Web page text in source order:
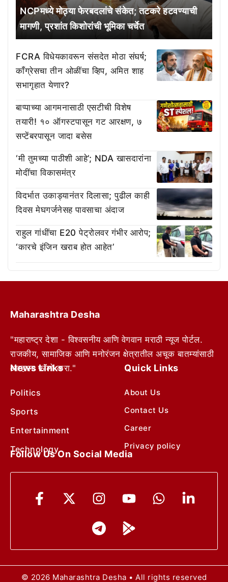
NCPमध्ये मोठ्या फेरबदलांचे संकेत; तटकरे हटवण्याची
मागणी, प्रशांत किशोरांची भूमिका चर्चेत
FCRA विधेयकावरून संसदेत मोठा संघर्ष;
काँग्रेसचा तीन ओळींचा व्हिप, अमित शाह
सभागृहात येणार?
बाप्पाच्या आगमनासाठी एसटीची विशेष
तयारी! १० ऑगस्टपासून गट आरक्षण, ७
सप्टेंबरपासून जादा बसेस
‘मी तुमच्या पाठीशी आहे’; NDA खासदारांना
मोदींचा विकासमंत्र
विदर्भात उकाड्यानंतर दिलासा; पुढील काही
दिवस मेघगर्जनेसह पावसाचा अंदाज
राहुल गांधींचा E20 पेट्रोलवर गंभीर आरोप;
‘कारचे इंजिन खराब होत आहेत’
Maharashtra Desha
"महाराष्ट्र देशा - विश्वसनीय आणि वेगवान मराठी न्यूज पोर्टल.
राजकीय, सामाजिक आणि मनोरंजन क्षेत्रातील अचूक बातम्यांसाठी
आम्हाला फॉलो करा."
News Links
Politics
Sports
Entertainment
Technology
Quick Links
About Us
Contact Us
Career
Privacy policy
Follow Us On Social Media
© 2026 Maharashtra Desha • All rights reserved